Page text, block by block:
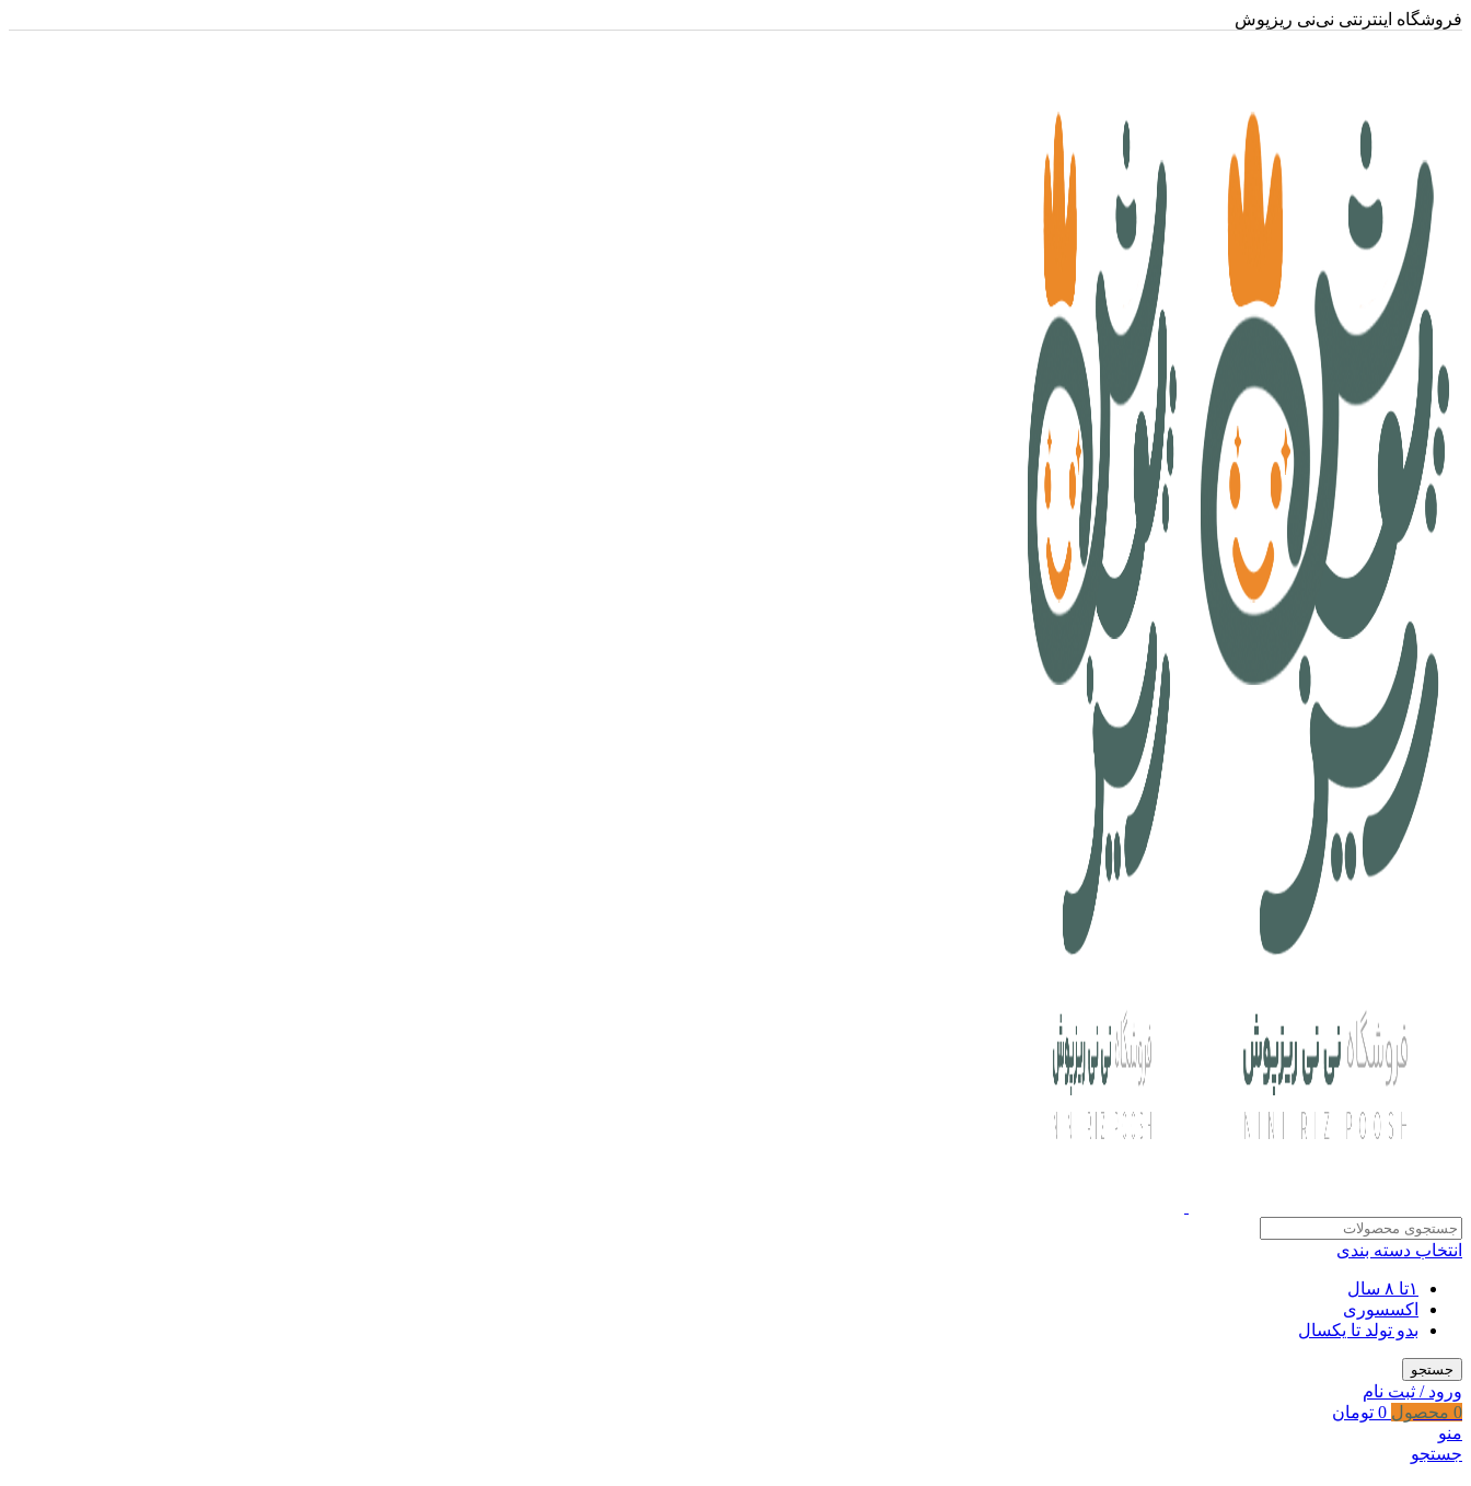
فروشگاه اینترنتی نی‌نی ریزپوش
انتخاب دسته بندی
۱تا ۸ سال
اکسسوری
بدو تولد تا یکسال
جستجو
ورود / ثبت نام
0 محصول 0 تومان
منو
جستجو